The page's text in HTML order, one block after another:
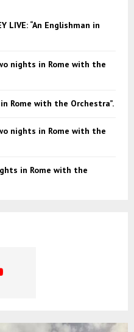
LIVE: “An Englishman in
nights in Rome with the
in Rome with the Orchestra”.
nights in Rome with the
in Rome with the